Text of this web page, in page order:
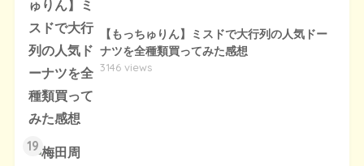
【もっちゅりん】ミスドで大行列の人気ドー
ナツを全種類買ってみた感想
3146 views
19